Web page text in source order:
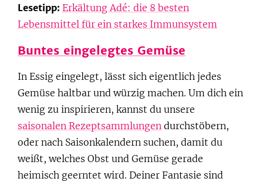
Lesetipp: Erkältung Adé: die 8 besten
Lebensmittel für ein starkes Immunsystem
Buntes eingelegtes Gemüse
In Essig eingelegt, lässt sich eigentlich jedes
Gemüse haltbar und würzig machen. Um dich ein
wenig zu inspirieren, kannst du unsere
saisonalen Rezeptsammlungen durchstöbern,
oder nach Saisonkalendern suchen, damit du
weißt, welches Obst und Gemüse gerade
heimisch geerntet wird. Deiner Fantasie sind